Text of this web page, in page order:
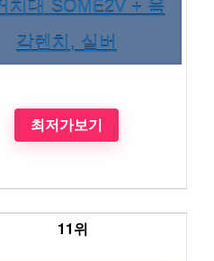
치대 SOME2V + 육
각렌치, 실버
최저가보기
11위